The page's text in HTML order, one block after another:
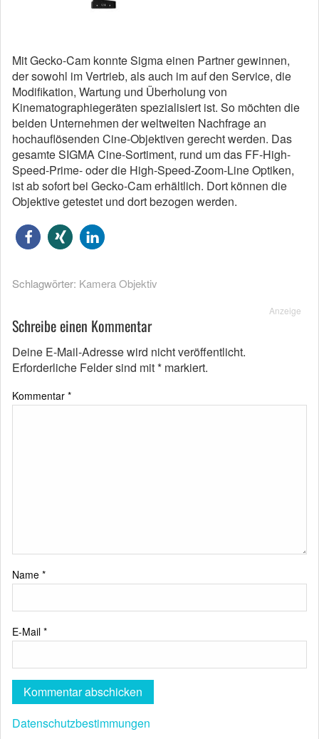
Mit Gecko-Cam konnte Sigma einen Partner gewinnen,
der sowohl im Vertrieb, als auch im auf den Service, die
Modifikation, Wartung und Überholung von
Kinematographiegeräten spezialisiert ist. So möchten die
beiden Unternehmen der weltweiten Nachfrage an
hochauflösenden Cine-Objektiven gerecht werden. Das
gesamte SIGMA Cine-Sortiment, rund um das FF-High-
Speed-Prime- oder die High-Speed-Zoom-Line Optiken,
ist ab sofort bei Gecko-Cam erhältlich. Dort können die
Objektive getestet und dort bezogen werden.
Schlagwörter: Kamera Objektiv
Anzeige
Schreibe einen Kommentar
Deine E-Mail-Adresse wird nicht veröffentlicht.
Erforderliche Felder sind mit* markiert.
Kommentar *
Name *
E-Mail *
Datenschutzbestimmungen